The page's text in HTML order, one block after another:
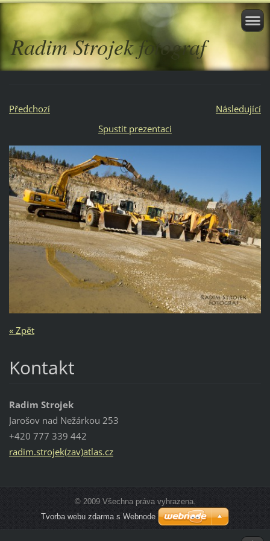
Radim Strojek fotograf
Předchozí
Následující
Spustit prezentaci
« Zpět
Kontakt
Radim Strojek
Jarošov nad Nežárkou 253
+420 777 339 442
radim.strojek(zav)atlas.cz
© 2009 Všechna práva vyhrazena.
Tvorba webu zdarma s Webnode